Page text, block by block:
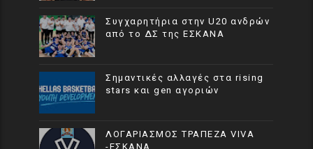
Συγχαρητήρια στην U20 ανδρών
από το ΔΣ της ΕΣΚΑΝΑ
Σημαντικές αλλαγές στα rising
stars και gen αγοριών
ΛΟΓΑΡΙΑΣΜΟΣ ΤΡΑΠΕΖΑ VIVA
-ΕΣΚΑΝΑ